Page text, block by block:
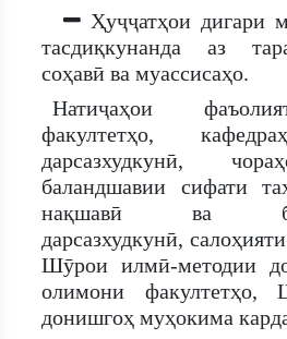
Ҳуҷҷатҳои дигари
тасдиқкунанда аз
соҳавӣ ва муассисаҳо.
Натиҷаҳои
факултетҳо,
дарсазхудкунӣ,
баландшавии сифати
нақшавӣ ва
дарсазхудкунӣ,
Шӯрои илмӣ-методии
олимони факултетҳо,
донишгоҳ муҳокима